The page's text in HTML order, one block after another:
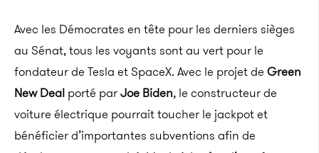
Avec les Démocrates en tête pour les derniers sièges
au Sénat, tous les voyants sont au vert pour le
fondateur de Tesla et SpaceX. Avec le projet de Green
New Deal porté parJoe Biden, le constructeur de
voiture électrique pourrait toucher le jackpot et
bénéficier d’importantes subventions afin de